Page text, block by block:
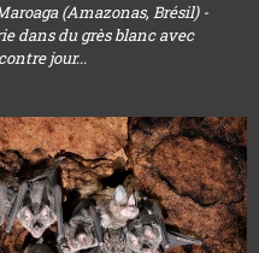
(Amazonas, Brésil) -
dans du grès blanc avec
jour...